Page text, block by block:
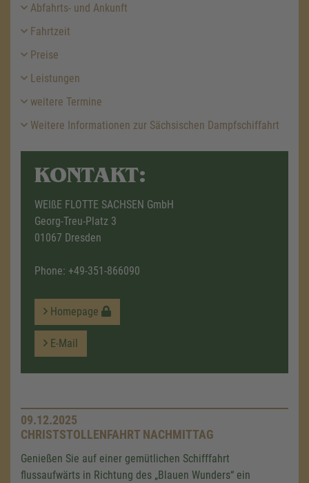
Abfahrts- und Ankunft
Fahrtzeit
Preise
Leistungen
weitere Termine
Weitere Informationen zur Sächsischen Dampfschiffahrt
KONTAKT:
WEIßE FLOTTE SACHSEN GmbH
Georg-Treu-Platz 3
01067 Dresden
Phone: +49-351-866090
Homepage
E-Mail
09.12.2025
CHRISTSTOLLENFAHRT NACHMITTAG
Genießen Sie auf einer gemütlichen Schifffahrt
flussaufwärts in Richtung des „Blauen Wunders“ ein